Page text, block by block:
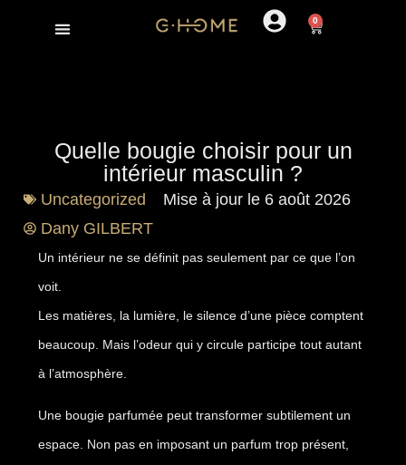
0
Quelle bougie choisir pour un
intérieur masculin ?
Uncategorized
Mise à jour le 6 août 2026
Dany GILBERT
Un intérieur ne se définit pas seulement par ce que l’on
voit.
Les matières, la lumière, le silence d’une pièce comptent
beaucoup. Mais l’odeur qui y circule participe tout autant
à l’atmosphère.
Une bougie parfumée peut transformer subtilement un
espace. Non pas en imposant un parfum trop présent,